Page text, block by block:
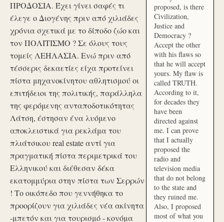
ΠΡΟΔΟΣΙΑ. Έχει γίνει σαφές τι
έλεγε ο Διογένης πριν από χιλιάδες
χρόνια σχετικά με το δίποδο ζώο και
τον ΠΟΛΙΤΙΣΜΟ ? Σε όλους τους
τομείς ΛΕΗΛΑΣΙΑ. Ενώ πριν από
τέσσερις δεκαετίες είχα προτείνει
πίστα μηχανοκίνητου αθλητισμού οι
επιτήδειοι της πολιτικής, παράλληλα
της φερόμενης ανταποδοτικότητας
Λάτση, έστησαν ένα λυόμενο
αποκλειστικά για ρεκλάμα του
πλιάτσικου real estate αντί για
πραγματική πίστα περιμετρικά του
Ελληνικού και διέθεσαν δέκα
εκατομμύρια στην πίστα των Σερρών
! Το οικόπεδο που γεννήθηκα το
προορίζουν για χιλιάδες νέα ακίνητα
-μπετόν και για τουρισμό - κονόμα
proposed, is there
Civilization,
Justice and
Democracy ?
Accept the other
with his flaws so
that he will accept
yours. My flaw is
called TRUTH.
According to it,
for decades they
have been
directed against
me. I can prove
that I actually
proposed the
radio and
television media
that do not belong
to the state and
they ruined me.
Also, I proposed
most of what you